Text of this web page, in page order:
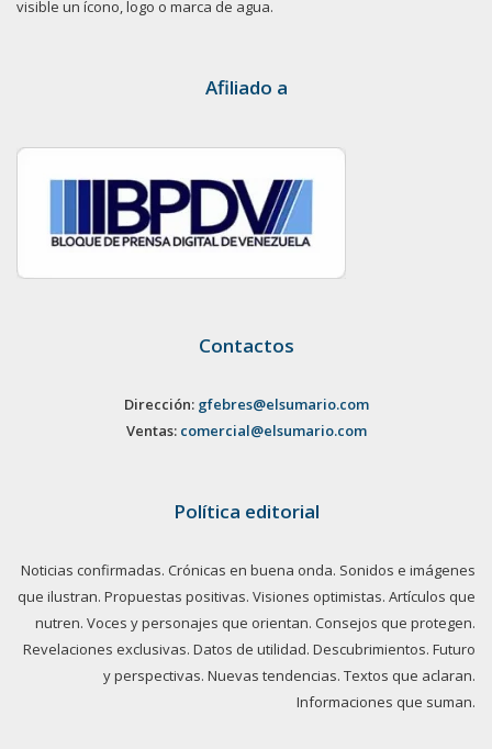
visible un ícono, logo o marca de agua.
Afiliado a
Contactos
Dirección: gfebres@elsumario.com
Ventas: comercial@elsumario.com
Política editorial
Noticias confirmadas. Crónicas en buena onda. Sonidos e imágenes
que ilustran. Propuestas positivas. Visiones optimistas. Artículos que
nutren. Voces y personajes que orientan. Consejos que protegen.
Revelaciones exclusivas. Datos de utilidad. Descubrimientos. Futuro
y perspectivas. Nuevas tendencias. Textos que aclaran.
Informaciones que suman.